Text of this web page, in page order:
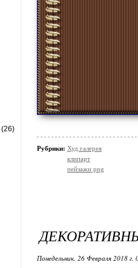
(26)
Рубрики: Худ.галерея
клипарт
пейзажи png
Понедельник, 26 Февраля 2018